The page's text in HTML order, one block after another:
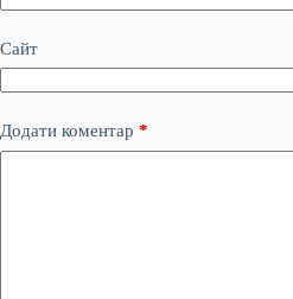
Сайт
Додати коментар *